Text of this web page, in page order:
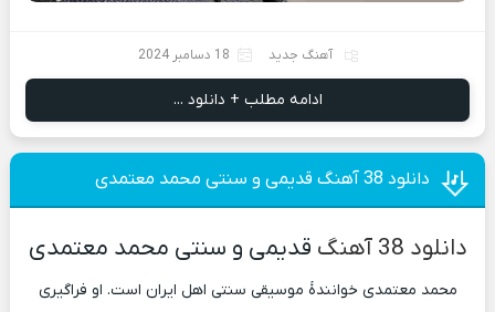
آهنگ جدید 18 دسامبر 2024
ادامه مطلب + دانلود ...
دانلود 38 آهنگ قدیمی و سنتی محمد معتمدی
دانلود 38 آهنگ قدیمی و سنتی محمد معتمدی
محمد معتمدی خوانندهٔ موسیقی سنتی اهل ایران است. او فراگیری